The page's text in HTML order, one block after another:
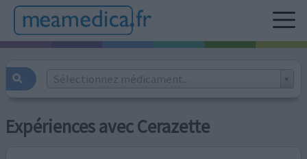
Sélectionnez médicament...
Expériences avec Cerazette